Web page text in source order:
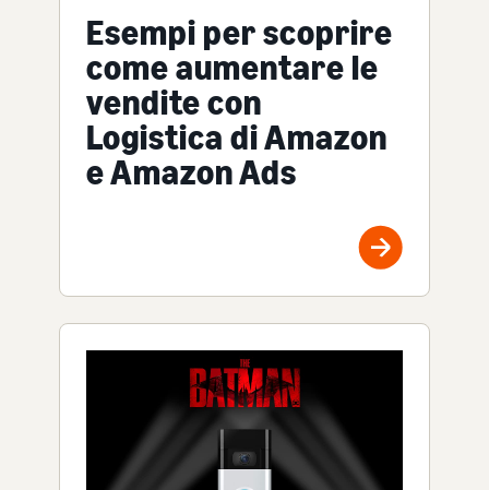
Esempi per scoprire
come aumentare le
vendite con
Logistica di Amazon
e Amazon Ads